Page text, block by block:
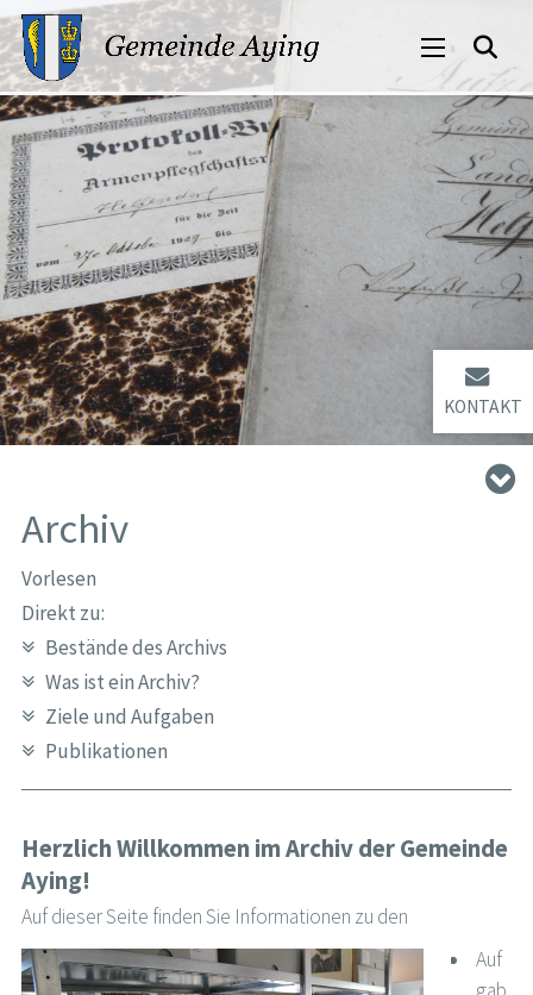
KONTAKT
Archiv
Vorlesen
Direkt zu:
Bestände des Archivs
Was ist ein Archiv?
Ziele und Aufgaben
Publikationen
Herzlich Willkommen im Archiv der Gemeinde
Aying!
Auf dieser Seite finden Sie Informationen zu den
Auf